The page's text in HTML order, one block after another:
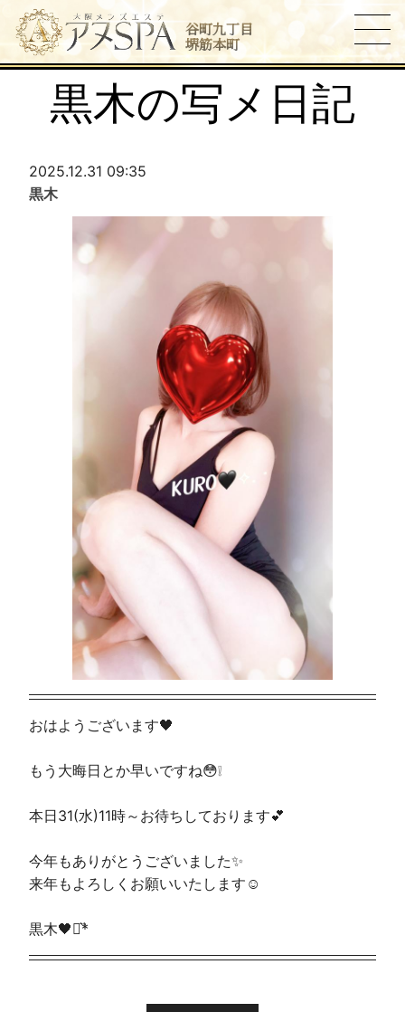
谷町九丁目
堺筋本町
黒木の写メ日記
2025.12.31 09:35
黒木
おはようございます🖤
もう大晦日とか早いですね😳❕
本日31(水)11時～お待ちしております💕
今年もありがとうございました✨️
来年もよろしくお願いいたします☺️
黒木🖤⋆͛*͛